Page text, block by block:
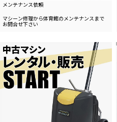
メンテナンス依頼
マシーン修理から体育館のメンテナンスまで
お問合せ下さい